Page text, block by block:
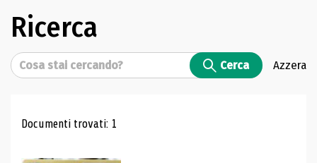
Ricerca
Cerca Cerca Azzera
Risultati di ricerca
Documenti trovati: 1